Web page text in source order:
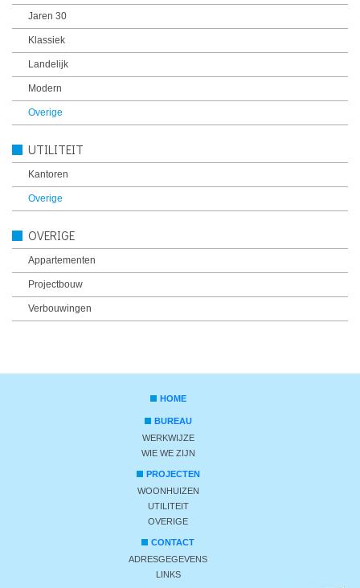
Jaren 30
Klassiek
Landelijk
Modern
Overige
UTILITEIT
Kantoren
Overige
OVERIGE
Appartementen
Projectbouw
Verbouwingen
HOME
BUREAU
WERKWIJZE
WIE WE ZIJN
PROJECTEN
WOONHUIZEN
UTILITEIT
OVERIGE
CONTACT
ADRESGEGEVENS
LINKS